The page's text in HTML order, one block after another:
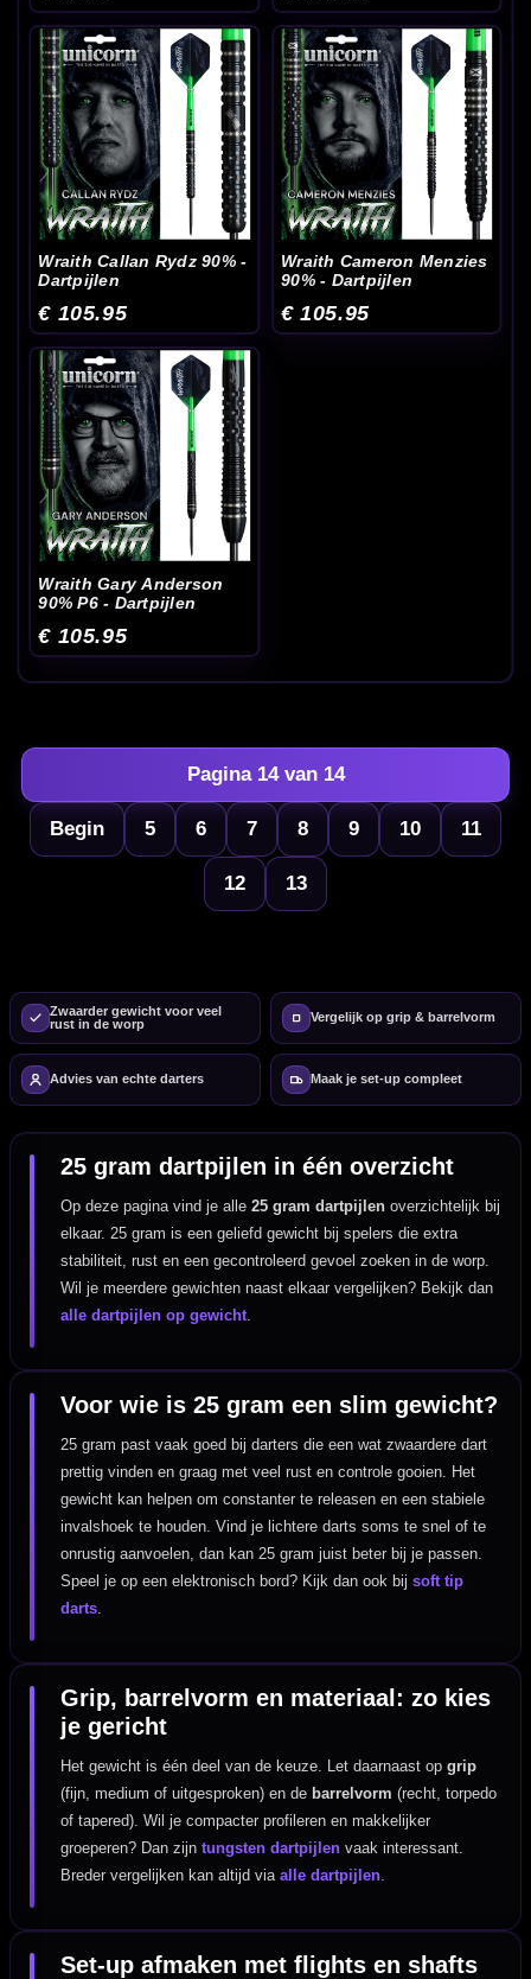
Wraith Callan Rydz 90% -
Dartpijlen
€ 105.95
Wraith Cameron Menzies
90% - Dartpijlen
€ 105.95
Wraith Gary Anderson
90% P6 - Dartpijlen
€ 105.95
Begin 5 6 7 8 9 10 11
12 13
Pagina 14 van 14
Zwaarder gewicht voor veel
rust in de worp
Vergelijk op grip & barrelvorm
Advies van echte darters Maak je set-up compleet
25 gram dartpijlen in één overzicht
Op deze pagina vind je alle25 gram dartpijlen overzichtelijk bij
elkaar. 25 gram is een geliefd gewicht bij spelers die extra
stabiliteit, rust en een gecontroleerd gevoel zoeken in de worp.
Wil je meerdere gewichten naast elkaar vergelijken? Bekijk dan
alle dartpijlen op gewicht
Voor wie is 25 gram een slim gewicht?
25 gram past vaak goed bij darters die een wat zwaardere dart
prettig vinden en graag met veel rust en controle gooien. Het
gewicht kan helpen om constanter te releasen en een stabiele
invalshoek te houden. Vind je lichtere darts soms te snel of te
onrustig aanvoelen, dan kan 25 gram juist beter bij je passen.
Speel je op een elektronisch bord? Kijk dan ook bijsoft tip
darts
Grip, barrelvorm en materiaal: zo kies
je gericht
Het gewicht is één deel van de keuze. Let daarnaast opgrip
(fijn, medium of uitgesproken) en de barrelvorm (recht, torpedo
of tapered). Wil je compacter profileren en makkelijker
groeperen? Dan zijntungsten dartpijlen vaak interessant.
Breder vergelijken kan altijd viaalle dartpijlen
Set-up afmaken met flights en shafts